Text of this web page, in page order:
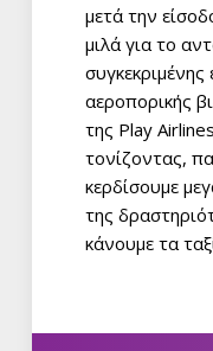
μετά την
μιλά για το
συγκεκριμένης
αεροπορικής
της Play
τονίζοντας,
κερδίσουμε
της
κάνουμε τα